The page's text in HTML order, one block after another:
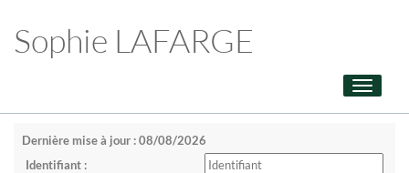
Sophie LAFARGE
Toggle
Dernière mise à jour : 08/08/2026
Identifiant :